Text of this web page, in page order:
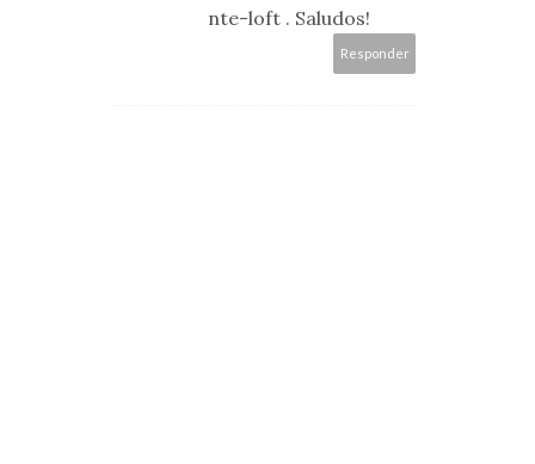
nte-loft . Saludos!
Responder